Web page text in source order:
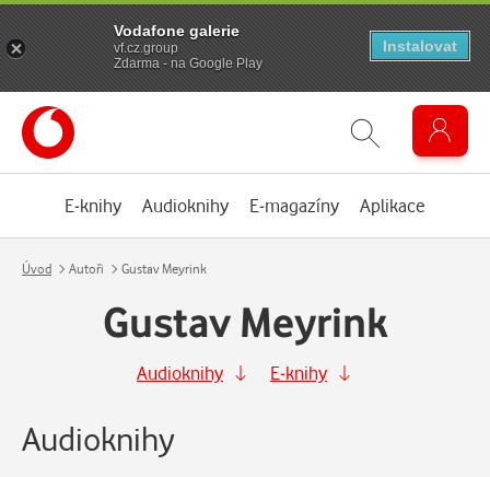
E-knihy Audioknihy E-magazíny Aplikace
Úvod Autoři Gustav Meyrink
Gustav Meyrink
Audioknihy E-knihy
Audioknihy
Vodafone galerie
vf.cz.group
Zdarma - na Google Play
Instalovat